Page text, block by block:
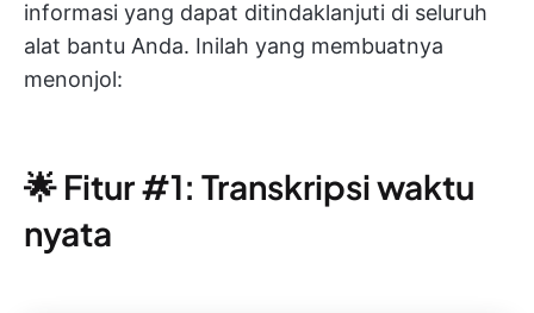
informasi yang dapat ditindaklanjuti di seluruh
alat bantu Anda. Inilah yang membuatnya
menonjol:
🌟 Fitur #1: Transkripsi waktu
nyata